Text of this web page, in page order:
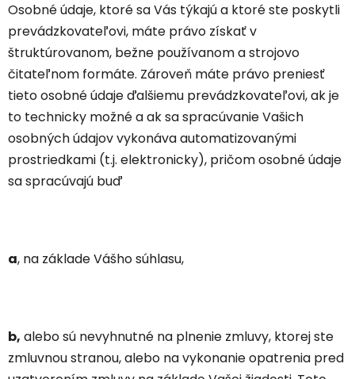
Osobné údaje, ktoré sa Vás týkajú a ktoré ste poskytli
prevádzkovateľovi, máte právo získať v
štruktúrovanom, bežne používanom a strojovo
čitateľnom formáte. Zároveň máte právo preniesť
tieto osobné údaje ďalšiemu prevádzkovateľovi, ak je
to technicky možné a ak sa spracúvanie Vašich
osobných údajov vykonáva automatizovanými
prostriedkami (t.j. elektronicky), pričom osobné údaje
sa spracúvajú buď
a, na základe Vášho súhlasu,
b, alebo sú nevyhnutné na plnenie zmluvy, ktorej ste
zmluvnou stranou, alebo na vykonanie opatrenia pred